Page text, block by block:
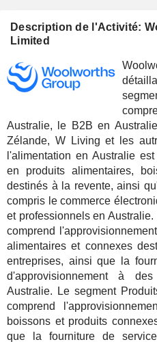
Description de l'Activité:
Limited
Australie, le B2B en
Zélande, W Living et les
l'alimentation en Australie
en produits alimentaires,
destinés à la revente, ainsi
compris le commerce
et professionnels en
comprend
alimentaires et connexes
entreprises, ainsi que la
d'approvisionnement à
Australie. Le segment
comprend
boissons et produits
que la fourniture de